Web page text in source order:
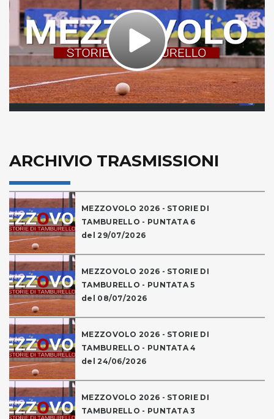
Play
Video
ARCHIVIO TRASMISSIONI
MEZZOVOLO 2026 - STORIE DI
TAMBURELLO - PUNTATA 6
del 29/07/2026
MEZZOVOLO 2026 - STORIE DI
TAMBURELLO - PUNTATA 5
del 08/07/2026
MEZZOVOLO 2026 - STORIE DI
TAMBURELLO - PUNTATA 4
del 24/06/2026
MEZZOVOLO 2026 - STORIE DI
TAMBURELLO - PUNTATA 3